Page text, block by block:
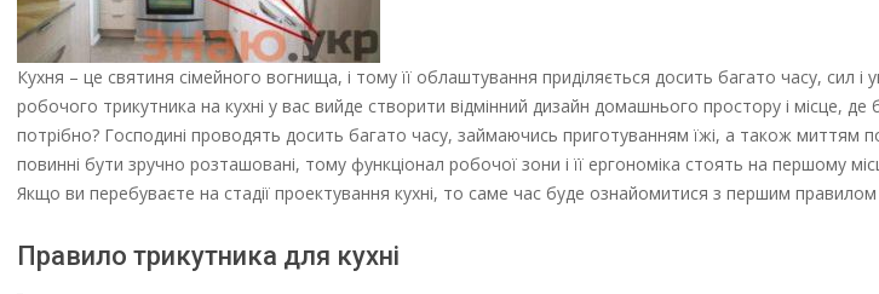
Кухня – це святиня сімейного вогнища, і тому її облаштування приділяється досить багато часу, сил і
робочого трикутника на кухні у вас вийде створити відмінний дизайн домашнього простору і місце,
потрібно? Господині проводять досить багато часу, займаючись приготуванням їжі, а також миттям
повинні бути зручно розташовані, тому функціонал робочої зони і її ергономіка стоять на першому
Якщо ви перебуваєте на стадії проектування кухні, то саме час буде ознайомитися з першим правилом
Правило трикутника для кухні